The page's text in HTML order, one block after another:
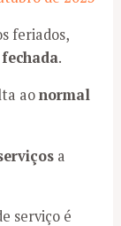
feriados,
fechada.
aonormal
a
serviço é